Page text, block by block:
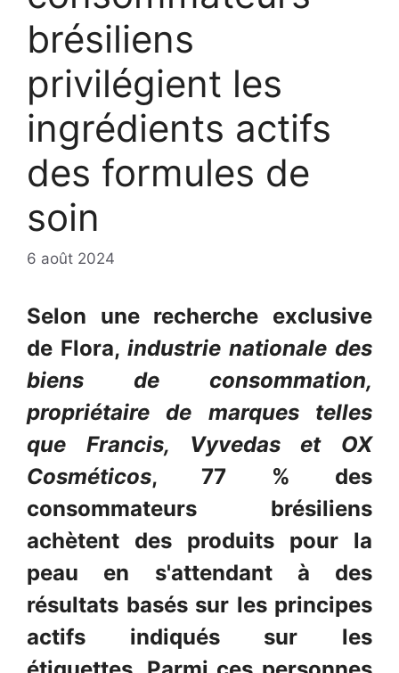
brésiliens
privilégient les
ingrédients actifs
des formules de
soin
6 août 2024
Selon une recherche exclusive
de Flora, industrie nationale des
biens de consommation,
propriétaire de marques telles
que Francis, Vyvedas et OX
Cosméticos, 77 % des
consommateurs brésiliens
achètent des produits pour la
peau en s'attendant à des
résultats basés sur les principes
actifs indiqués sur les